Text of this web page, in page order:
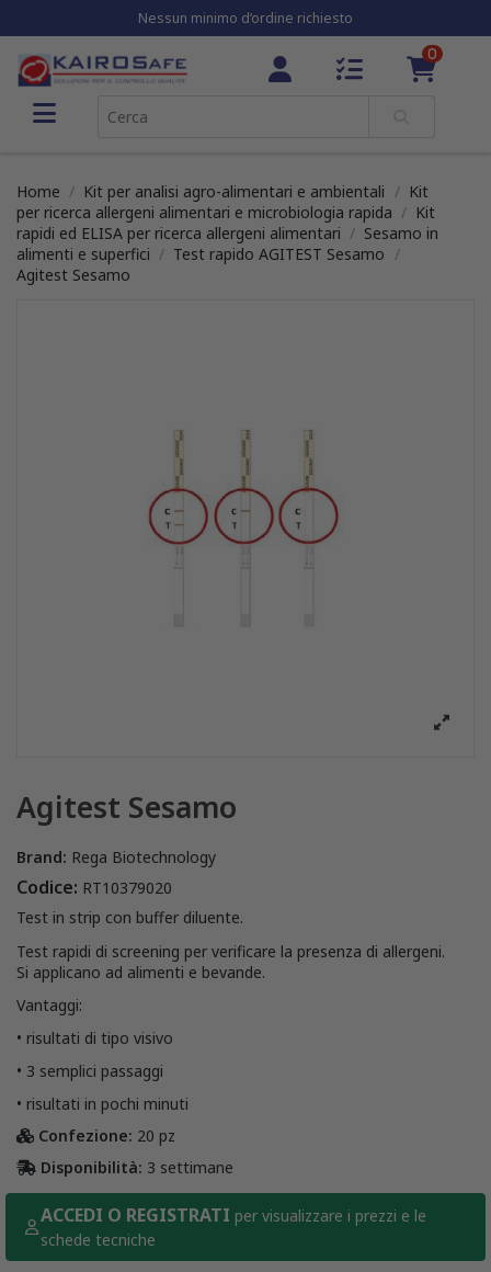
Nessun minimo d’ordine richiesto
0
Home Kit per analisi agro-alimentari e ambientali
Kit
per ricerca allergeni alimentari e microbiologia rapida
Kit
rapidi ed ELISA per ricerca allergeni alimentari
Sesamo in
alimenti e superfici
Test rapido AGITEST Sesamo
Agitest Sesamo
Agitest Sesamo
Brand: Rega Biotechnology
Codice: RT10379020
Test in strip con buffer diluente.
Test rapidi di screening per verificare la presenza di allergeni.
Si applicano ad alimenti e bevande.
Vantaggi:
• risultati di tipo visivo
• 3 semplici passaggi
• risultati in pochi minuti
Confezione: 20 pz
Disponibilità: 3 settimane
ACCEDI O REGISTRATI per visualizzare i prezzi e le
schede tecniche